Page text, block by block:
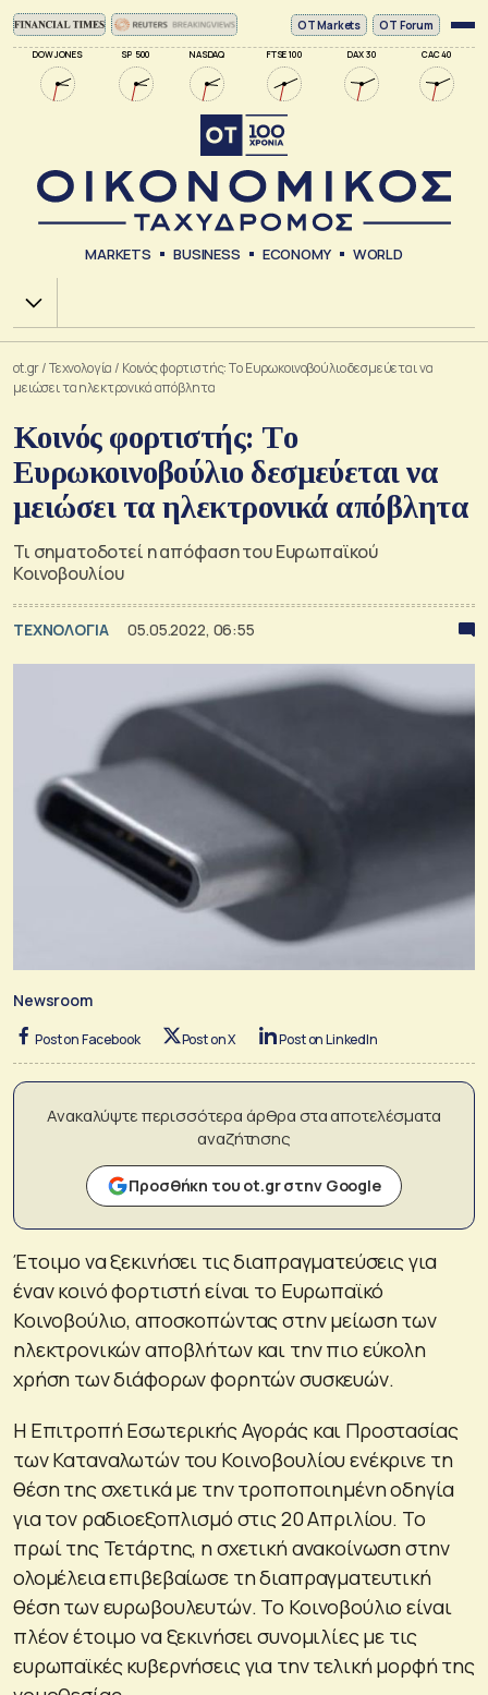
DOW JONES SP 500 NASDAQ FTSE 100 DAX 30 CAC 40
ΟΤ Markets OT Forum
MARKETS BUSINESS ECONOMY WORLD
Χ.Α.
ot.gr/Τεχνολογία / Κοινός φορτιστής: Tο Ευρωκοινοβούλιο δεσμεύεται να
μειώσει τα ηλεκτρονικά απόβλητα
Κοινός φορτιστής: Tο
Ευρωκοινοβούλιο δεσμεύεται να
μειώσει τα ηλεκτρονικά απόβλητα
Τι σηματοδοτεί η απόφαση του Ευρωπαϊκού
Κοινοβουλίου
ΤΕΧΝΟΛΟΓΙΑ 05.05.2022, 06:55
Newsroom
Post on Facebook Post on X Post on LinkedIn
Ανακαλύψτε περισσότερα άρθρα στα αποτελέσματα
αναζήτησης
Προσθήκη του ot.gr στην Google
Έτοιμο να ξεκινήσει τις διαπραγματεύσεις για
έναν κοινό φορτιστή είναι το Ευρωπαϊκό
Κοινοβούλιο, αποσκοπώντας στην μείωση των
ηλεκτρονικών αποβλήτων και την πιο εύκολη
χρήση των διάφορων φορητών συσκευών.
Η Επιτροπή Εσωτερικής Αγοράς και Προστασίας
των Καταναλωτών του Κοινοβουλίου ενέκρινε τη
θέση της σχετικά με την τροποποιημένη οδηγία
για τον ραδιοεξοπλισμό στις 20 Απριλίου. Το
πρωί της Τετάρτης, η σχετική ανακοίνωση στην
ολομέλεια επιβεβαίωσε τη διαπραγματευτική
θέση των ευρωβουλευτών. Το Κοινοβούλιο είναι
πλέον έτοιμο να ξεκινήσει συνομιλίες με τις
ευρωπαϊκές κυβερνήσεις για την τελική μορφή της